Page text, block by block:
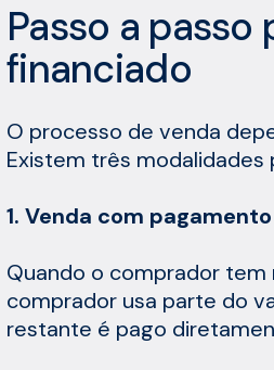
Passo a
financiado
O processo de venda
Existem três
1. Venda com
Quando o comprador tem
comprador usa parte do
restante é pago